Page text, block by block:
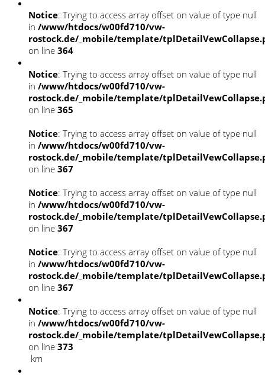
Notice: Trying to access array offset on value of type null
in /www/htdocs/w00fd710/vw-
rostock.de/_mobile/template/
on line 364
Notice: Trying to access array offset on value of type null
in /www/htdocs/w00fd710/vw-
rostock.de/_mobile/template/
on line 365
Notice: Trying to access array offset on value of type null
in /www/htdocs/w00fd710/vw-
rostock.de/_mobile/template/
on line 367
Notice: Trying to access array offset on value of type null
in /www/htdocs/w00fd710/vw-
rostock.de/_mobile/template/
on line 367
Notice: Trying to access array offset on value of type null
in /www/htdocs/w00fd710/vw-
rostock.de/_mobile/template/
on line 367
Notice: Trying to access array offset on value of type null
in /www/htdocs/w00fd710/vw-
rostock.de/_mobile/template/
on line 373
km